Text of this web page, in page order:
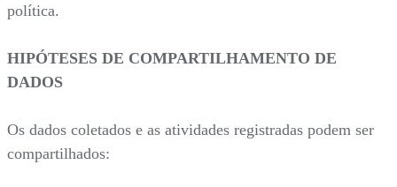
política.
HIPÓTESES DE COMPARTILHAMENTO DE
DADOS
Os dados coletados e as atividades registradas podem ser
compartilhados: